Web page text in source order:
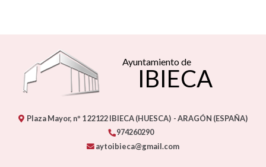
Ayuntamiento de
IBIECA
Plaza Mayor, nº 122122IBIECA (HUESCA) - ARAGÓN (ESPAÑA)
974260290
aytoibieca@gmail.com